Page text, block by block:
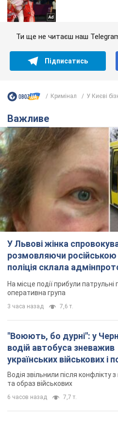
Ти ще не читаєш наш
Підписатись
Кримінал У Києві
Важливе
У Львові жінка
розмовляючи
поліція склала
На місце події прибули патрульні
оперативна група
3 часа назад 7,6 т.
"Воюють, бо дурні": у
водій автобуса зневажив
українських військових і
Відео
Водія звільнили після конфлікту
та образ військових
6 часов назад 7,7 т.